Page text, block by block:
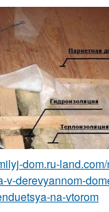
dom.ru-
v-derevyannom-
na-vtorom